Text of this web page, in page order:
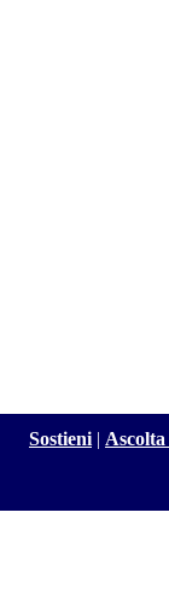
Sostieni | Ascolta